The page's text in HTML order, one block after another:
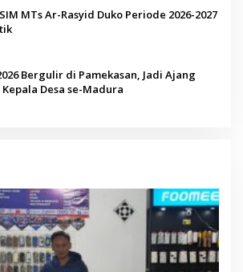
MTs Ar-Rasyid Duko Periode 2026-2027
Bergulir di Pamekasan, Jadi Ajang
Desa se-Madura